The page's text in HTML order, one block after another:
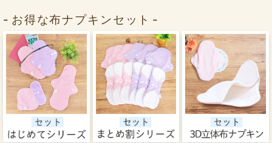
お得な布ナプキンセット